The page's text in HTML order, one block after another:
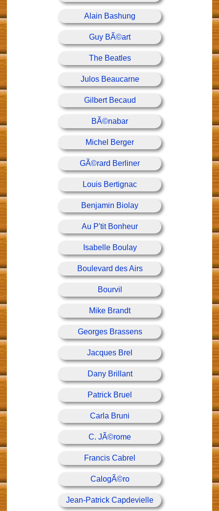
Alain Bashung
Guy BÃ©art
The Beatles
Julos Beaucarne
Gilbert Becaud
BÃ©nabar
Michel Berger
GÃ©rard Berliner
Louis Bertignac
Benjamin Biolay
Au P'tit Bonheur
Isabelle Boulay
Boulevard des Airs
Bourvil
Mike Brandt
Georges Brassens
Jacques Brel
Dany Brillant
Patrick Bruel
Carla Bruni
C. JÃ©rome
Francis Cabrel
CalogÃ©ro
Jean-Patrick Capdevielle